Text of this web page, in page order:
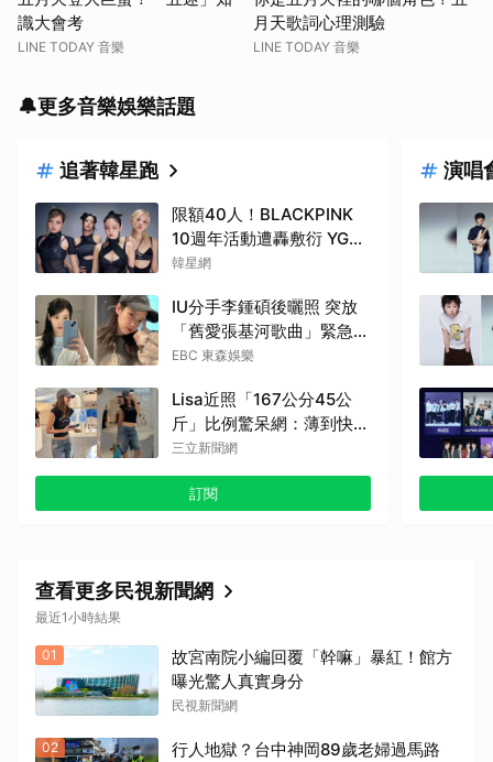
識大會考
LINE TODAY 音樂
月天歌詞心理測驗
LINE TODAY 音樂
🔔更多音樂娛樂話題
追著韓星跑
限額40人！BLACKPINK
10週年活動遭轟敷衍 YG急
回應
韓星網
IU分手李鍾碩後曬照 突放
「舊愛張基河歌曲」緊急刪
除了
EBC 東森娛樂
Lisa近照「167公分45公
斤」比例驚呆網：薄到快消
失
三立新聞網
訂閱
演唱
查看更多民視新聞網
最近1小時結果
01
故宮南院小編回覆「幹嘛」暴紅！館方
曝光驚人真實身分
民視新聞網
02
行人地獄？台中神岡89歲老婦過馬路